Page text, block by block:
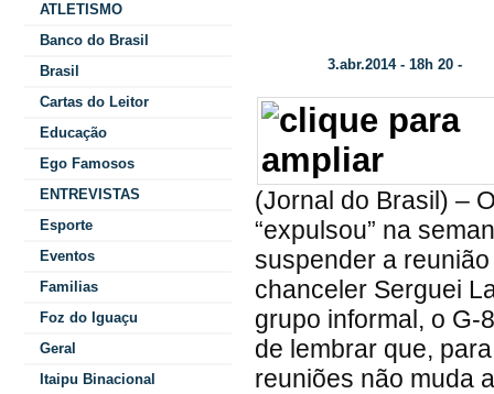
ATLETISMO
Banco do Brasil
Brasil
Cartas do Leitor
Educação
Ego Famosos
ENTREVISTAS
Esporte
Eventos
Familias
Foz do Iguaçu
Geral
Itaipu Binacional
3.abr.2014 - 18h 20 -
(Jornal do Brasil) –
“expulsou” na
suspender a
chanceler Serguei
grupo informal, o G-
de lembrar que,
reuniões não muda